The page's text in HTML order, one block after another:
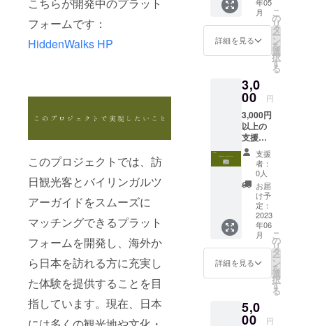
フォームです：
HiddenWalks HP
このプロジェクトでは、訪
日観光客とバイリンガルツ
アーガイドをスムーズに
マッチングできるプラット
フォームを開発し、海外か
ら日本を訪れる方に充実し
た体験を提供することを目
指しています。現在、日本
ナブルツー
リズムの推
進を成功さ
くお願いし
メール
マガジ
ンをお
届けし
ます。
月
詳細を見る
こ
の
リ
タ
ー
ン
を
選
択
す
る
3,0
00 円
3,000円
以上の
支援：
感謝の
ポスト
カード
をお送
りしま
す。
支援
者：
0人
お届
け予
定：
2023
年06
月
詳細を見る
こ
の
リ
タ
ー
ン
を
選
択
す
る
5,0
00 円